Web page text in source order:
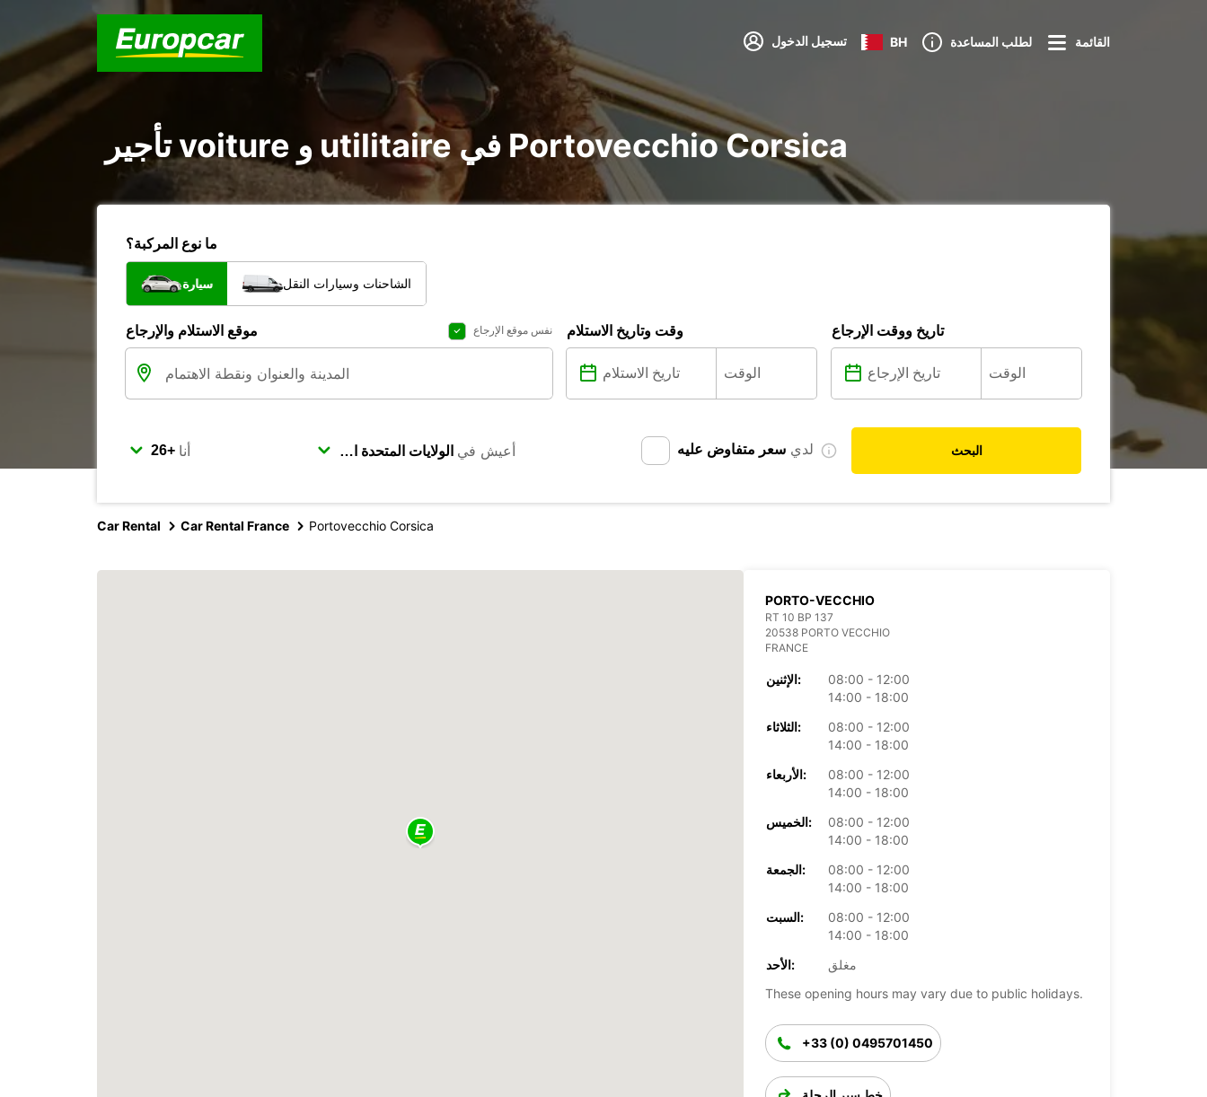
تسجيل الدخول BH لطلب المساعدة القائمة
تأجير voiture و utilitaire في Portovecchio Corsica
ما نوع المركبة؟
سيارة الشاحنات وسيارات النقل
موقع الاستلام والإرجاع نفس موقع الإرجاع وقت وتاريخ الاستلام تاريخ ووقت الإرجاع
أنا أعيش في لدي سعر متفاوض عليه البحث
Car Rental Car Rental France Portovecchio Corsica
PORTO-VECCHIO
RT 10 BP 137
20538 PORTO VECCHIO
FRANCE
الإثنين:
08:00 - 12:00
14:00 - 18:00
الثلاثاء:
08:00 - 12:00
14:00 - 18:00
الأربعاء:
08:00 - 12:00
14:00 - 18:00
الخميس:
08:00 - 12:00
14:00 - 18:00
الجمعة:
08:00 - 12:00
14:00 - 18:00
السبت:
08:00 - 12:00
14:00 - 18:00
الأحد:
مغلق
These opening hours may vary due to public holidays.
+33 (0) 0495701450